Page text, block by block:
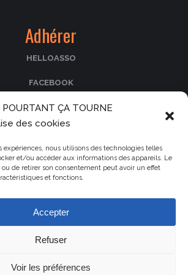
POURTANT ÇA TOURNE
des cookies
expériences, nous utilisons des technologies telles
et/ou accéder aux informations des appareils. Le
de retirer son consentement peut avoir un effet
et fonctions.
Accepter
Refuser
Voir les préférences
Adhérer
HELLOASSO
FACEBOOK
PASSCULTURA
Nos partenaires
Le cinéma La Fogata
La collectivité de Corse
La municipalité d'Île-Rousse